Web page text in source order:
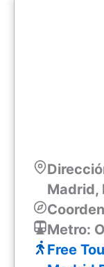
Madrid,
Metro:
Free